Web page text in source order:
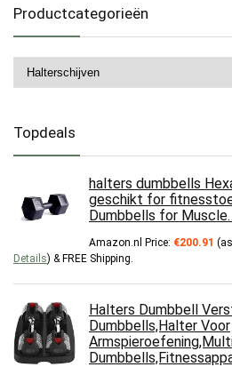
Productcategorieën
Topdeals
halters dumbbells
geschikt for
Dumbbells for
Amazon.nl Price: €200.91
Details) & FREE Shipping
Halters Dumbbell
Dumbbells,Halter Voor